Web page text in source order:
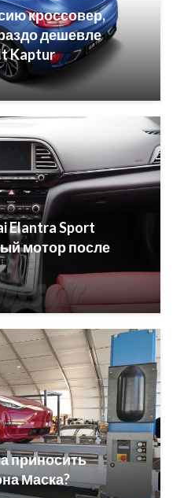
кроссовер,
дешевле
Kaptur
Elantra Sport
мотор после
приносить
Маска?